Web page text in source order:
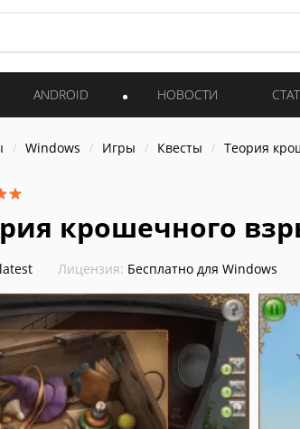
ANDROID НОВОСТИ
Windows Игры Квесты Теория
крошечного
latest Лицензия: Бесплатно для Windows